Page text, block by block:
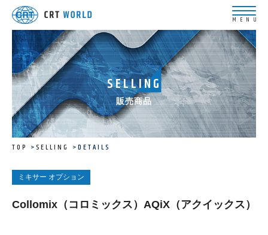
SELLING
販売商品
TOP SELLING DETAILS
ミキサー オプション
Collomix（コロミックス）AQiX（アクイックス）